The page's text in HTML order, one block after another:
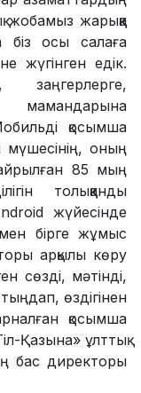
жобамыз жарыққа
осы салаға
жүгінген едік.
заңгерлерге,
қосымша
мүшесінің, оның
айрылған 85 мың
толыққанды
жүйесінде
бірге жұмыс
арқылы көру
сөзді, мәтінді,
өздігінен
қосымша
Қазына» ұлттық
бас директоры